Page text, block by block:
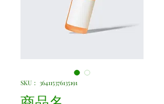
SKU： 364115376135191